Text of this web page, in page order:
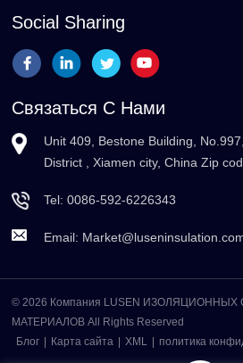
Social Sharing
Связаться С Нами
Unit 409, Bestone Building,
District , Xiamen city, China Zip
Tel:0086-592-6226343
Email:
© 2026 Компания LUSEN
МАТЕРИАЛОВ All Rights Reserved
Блог
Карта сайта XML политика